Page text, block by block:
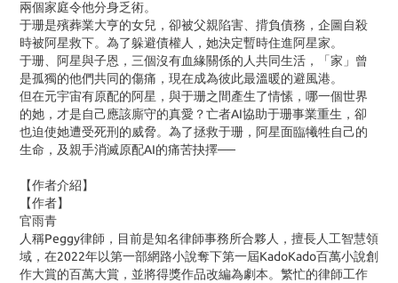
兩個家庭令他分身乏術。
于珊是殯葬業大亨的女兒，卻被父親陷害、揹負債務，企圖自殺
時被阿星救下。為了躲避債權人，她決定暫時住進阿星家。
于珊、阿星與子恩，三個沒有血緣關係的人共同生活，「家」曾
是孤獨的他們共同的傷痛，現在成為彼此最溫暖的避風港。
但在元宇宙有原配的阿星，與于珊之間產生了情愫，哪一個世界
的她，才是自己應該廝守的真愛？亡者AI協助于珊事業重生，卻
也迫使她遭受死刑的威脅。為了拯救于珊，阿星面臨犧牲自己的
生命，及親手消滅原配AI的痛苦抉擇──
【作者介紹】
【作者】
官雨青
人稱Peggy律師，目前是知名律師事務所合夥人，擅長人工智慧領
域，在2022年以第一部網路小說奪下第一屆KadoKado百萬小說創
作大賞的百萬大賞，並將得獎作品改編為劇本。繁忙的律師工作